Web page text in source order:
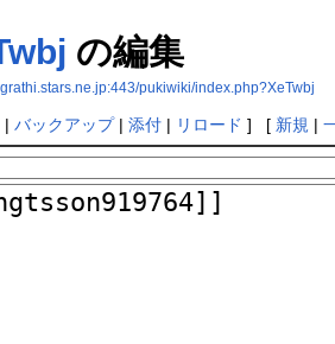
の編集
pukiwiki/index.php?XeTwbj
| バックアップ| 添付| リロード ] [ 新規 |